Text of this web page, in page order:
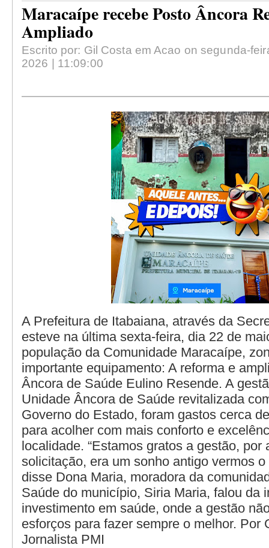
Maracaípe recebe Posto Âncora
Ampliado
Escrito por: Gil Costa em Acao on segunda-
2026 | 11:09:00
A Prefeitura de Itabaiana, através da
esteve na última sexta-feira, dia 22 de
população da Comunidade Maracaípe,
importante equipamento: A reforma e
Âncora de Saúde Eulino Resende. A
Unidade Âncora de Saúde revitalizada
Governo do Estado, foram gastos cerca
para acolher com mais conforto e
localidade. “Estamos gratos a gestão, por
solicitação, era um sonho antigo vermos o
disse Dona Maria, moradora da
Saúde do município, Siria Maria, falou da
investimento em saúde, onde a gestão
esforços para fazer sempre o melhor. Por
Jornalista PMI